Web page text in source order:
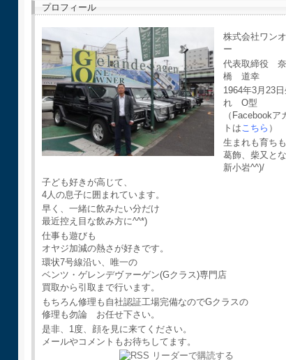
プロフィール
株式会社ワン
ー
代表取締役
橋 道幸
1964年3月23日
れ O型
（Facebookア
トはこちら ）
生まれも育ちも
葛飾、柴又と
新小岩^^)/
子ども好きが高じて、
4人の息子に囲まれています。
早く、一緒に飲みたい分だけ
最近控え目な飲み方に^^*)
仕事も遊びも
オヤジ加減の熱さが好きです。
環状7号線沿い、唯一の
ベンツ・ゲレンデヴァーゲン(Gクラス)専門店
買取から引取まで行います。
もちろん修理も自社認証工場完備なのでGクラスの
修理も勿論 お任せ下さい。
是非、1度、顔を見に来てください。
メールやコメントもお待ちしてます。